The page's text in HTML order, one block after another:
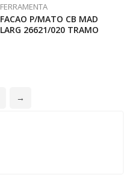
FERRAMENTA
FACAO P/MATO CB MAD
LARG 26621/020 TRAMO
→